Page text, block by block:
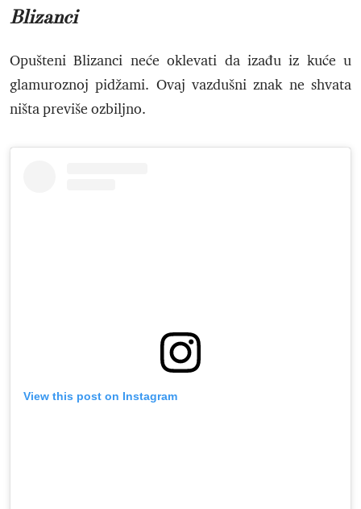
Blizanci
Opušteni Blizanci neće oklevati da izađu iz kuće u
glamuroznoj pidžami. Ovaj vazdušni znak ne shvata
ništa previše ozbiljno.
View this post on Instagram